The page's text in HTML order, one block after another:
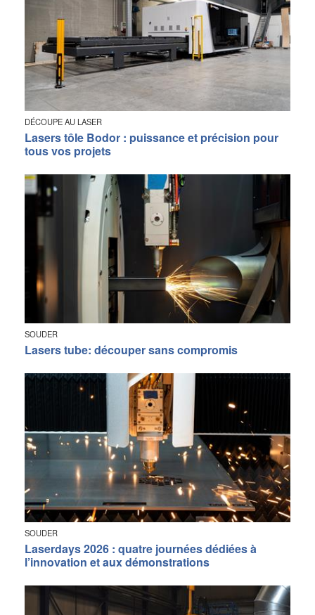
DÉCOUPE AU LASER
Lasers tôle Bodor : puissance et précision pour
tous vos projets
SOUDER
Lasers tube: découper sans compromis
SOUDER
Laserdays 2026 : quatre journées dédiées à
l’innovation et aux démonstrations